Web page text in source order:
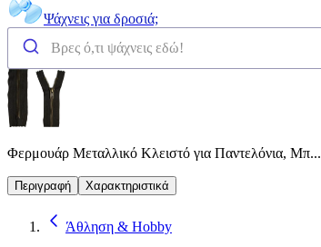
Ψάχνεις για δροσιά;
Φερμουάρ Μεταλλικό Κλειστό για Παντελόνια, Μπ...
Περιγραφή Χαρακτηριστικά
Άθληση & Hobby